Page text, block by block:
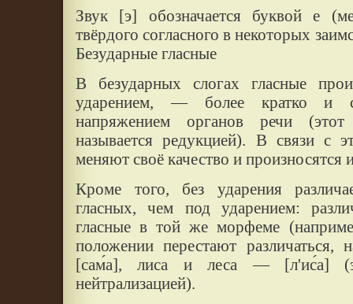
Звук [э] обозначается буквой е
твёрдого согласного в некоторых
Безударные гласные
В безударных слогах гласные
ударением, — более кратко и
напряжением органов речи
называется редукцией). В связи с
меняют своё качество и произносятся
Кроме того, без ударения
гласных, чем под ударением:
гласные в той же морфеме
положении перестают
[сам́а], лиса и леса — [л'ис́а]
нейтрализацией).